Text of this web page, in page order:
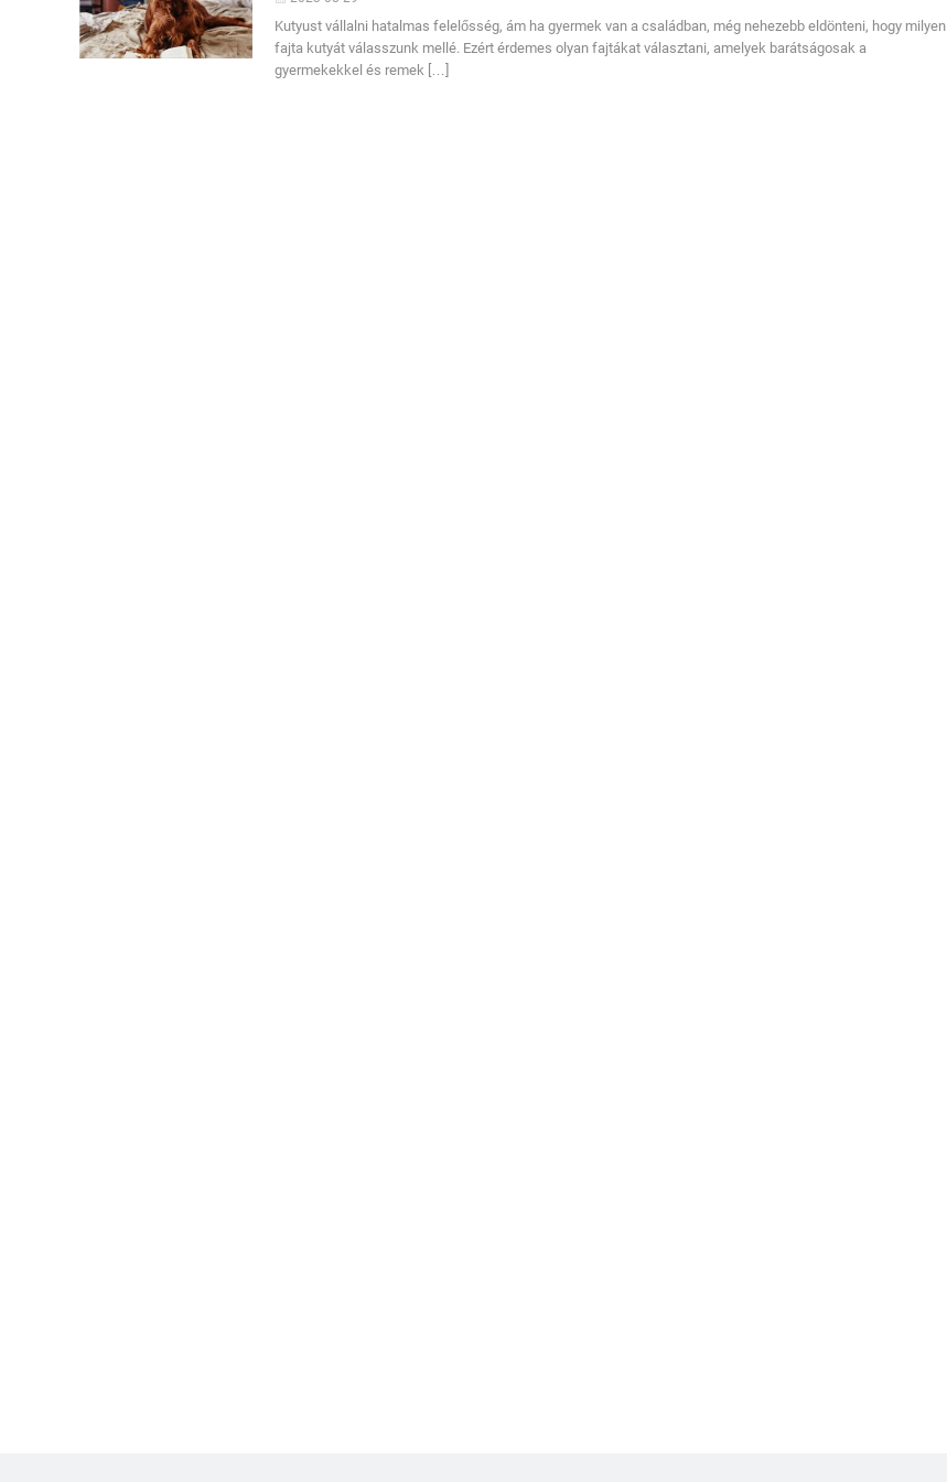
Kutyust vállalni hatalmas felelősség, ám ha gyermek van a családban, még nehezebb eldönteni, hogy milyen
fajta kutyát válasszunk mellé. Ezért érdemes olyan fajtákat választani, amelyek barátságosak a
gyermekekkel és remek […]